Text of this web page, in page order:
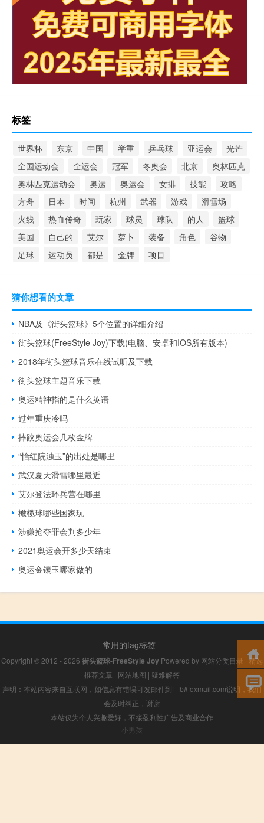
标签
世界杯 东京 中国 举重 乒乓球 亚运会
光芒
全国运动会
全运会 冠军 冬奥会 北京
奥林匹克
奥林匹克运动会
奥运 奥运会 女排 技能
攻略
方舟
日本 时间 杭州 武器 游戏
滑雪场
火线
热血传奇 玩家 球员 球队 的人
篮球
美国
自己的 艾尔 萝卜 装备 角色
谷物
足球
运动员 都是 金牌 项目
猜你想看的文章
NBA及《街头篮球》5个位置的详细介绍
街头篮球(FreeStyle Joy)下载(电脑、安卓和IOS所有版本)
2018年街头篮球音乐在线试听及下载
街头篮球主题音乐下载
奥运精神指的是什么英语
过年重庆冷吗
摔跤奥运会几枚金牌
“怡红院浊玉”的出处是哪里
武汉夏天滑雪哪里最近
艾尔登法环兵营在哪里
橄榄球哪些国家玩
涉嫌抢夺罪会判多少年
2021奥运会开多少天结束
奥运金镶玉哪家做的
常用的tag标签
Copyright © 2012 - 2026 街头篮球-FreeStyle Joy Powered by 网站分类目录 | 精选
推荐文章 | 网站地图 | 疑难解答
声明：本站内容来自互联网，如信息有错误可发邮件到f_fb#foxmail.com说明，我们
会及时纠正，谢谢
本站仅为个人兴趣爱好，不接盈利性广告及商业合作
小男孩